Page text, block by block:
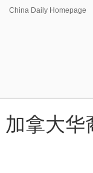
China Daily Homepage
加拿大华